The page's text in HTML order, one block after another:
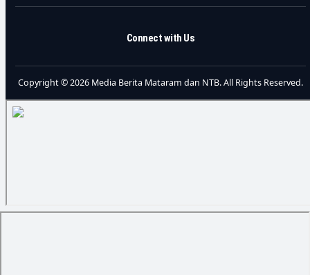
Connect with Us
Copyright © 2026 Media Berita Mataram dan NTB. All Rights Reserved.